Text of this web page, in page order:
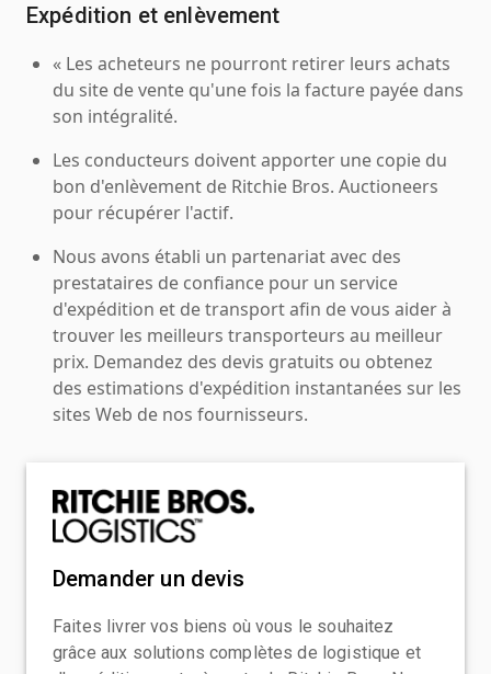
Expédition et enlèvement
« Les acheteurs ne pourront retirer leurs achats
du site de vente qu'une fois la facture payée dans
son intégralité.
Les conducteurs doivent apporter une copie du
bon d'enlèvement de Ritchie Bros. Auctioneers
pour récupérer l'actif.
Nous avons établi un partenariat avec des
prestataires de confiance pour un service
d'expédition et de transport afin de vous aider à
trouver les meilleurs transporteurs au meilleur
prix. Demandez des devis gratuits ou obtenez
des estimations d'expédition instantanées sur les
sites Web de nos fournisseurs.
Demander un devis
Faites livrer vos biens où vous le souhaitez
grâce aux solutions complètes de logistique et